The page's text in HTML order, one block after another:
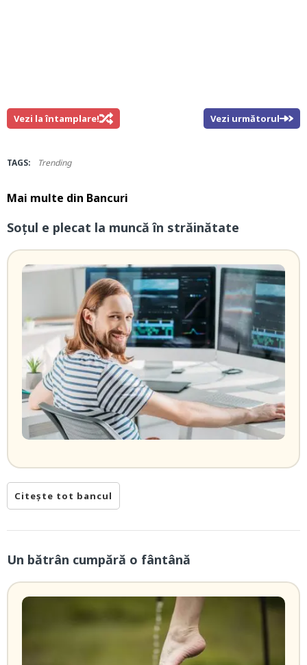
Vezi la întamplare! Vezi următorul
TAGS: Trending
Mai multe din Bancuri
Soțul e plecat la muncă în străinătate
Citește tot bancul
Un bătrân cumpără o fântână